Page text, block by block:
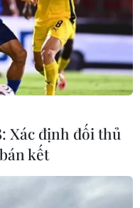
đãi dành cho nhà ở
trong tổng số tiền đã
thời điểm kết thúc vào
Xác định đối thủ
kết